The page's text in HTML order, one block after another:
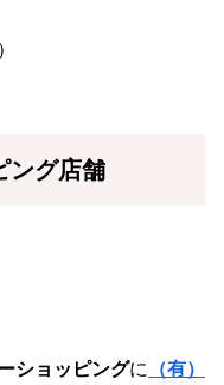
ング店舗
ショッピングに
（有）